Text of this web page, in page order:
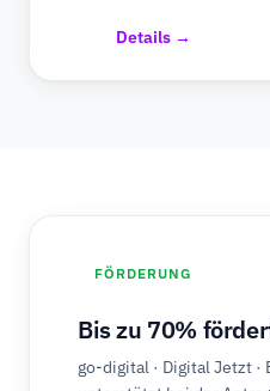
Details →
FÖRDERUNG
Bis zu 70%
go-digital · Digital Jetzt ·